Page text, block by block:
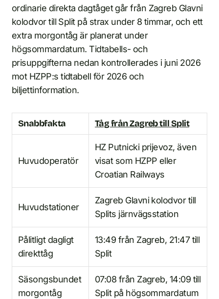
ordinarie direkta dagtåget går från Zagreb Glavni
kolodvor till Split på strax under 8 timmar, och ett
extra morgontåg är planerat under
högsommardatum. Tidtabells- och
prisuppgifterna nedan kontrollerades i juni 2026
mot HZPP:s tidtabell för 2026 och
biljettinformation.
Snabbfakta Tåg från Zagreb till Split
Huvudoperatör
HZ Putnicki prijevoz, även
visat som HZPP eller
Croatian Railways
Huvudstationer
Zagreb Glavni kolodvor till
Splits järnvägsstation
Pålitligt dagligt
direkttåg
13:49 från Zagreb, 21:47 till
Split
Säsongsbundet
morgontåg
07:08 från Zagreb, 14:09 till
Split på högsommardatum